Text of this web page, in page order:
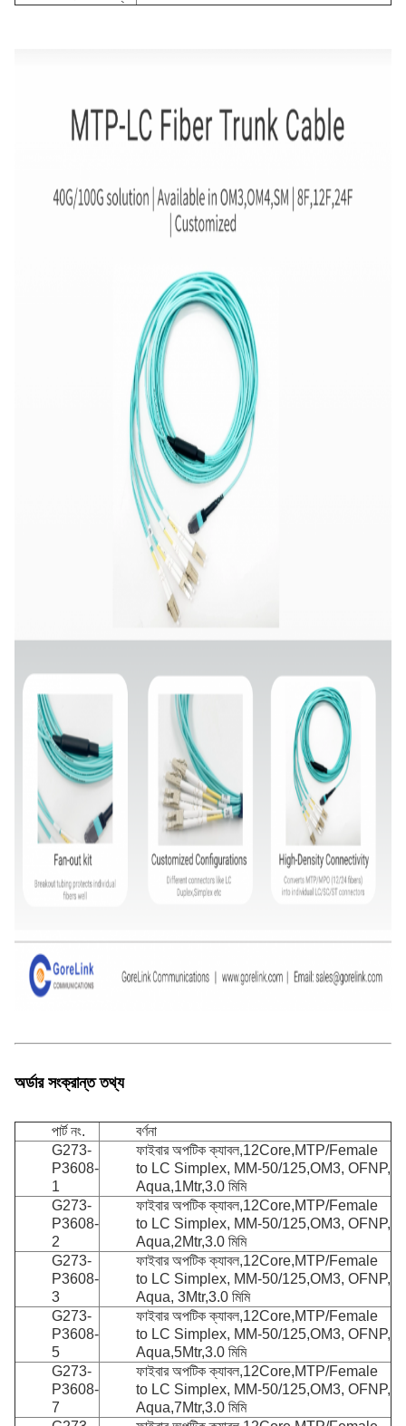
অর্ডার সংক্রান্ত তথ্য
পার্ট নং.
বর্ণনা
G273-
P3608-
1
ফাইবার অপটিক ক্যাবল,12Core,MTP/Female
to LC Simplex, MM-50/125,OM3, OFNP,
Aqua,1Mtr,3.0 মিমি
G273-
P3608-
2
ফাইবার অপটিক ক্যাবল,12Core,MTP/Female
to LC Simplex, MM-50/125,OM3, OFNP,
Aqua,2Mtr,3.0 মিমি
G273-
P3608-
3
ফাইবার অপটিক ক্যাবল,12Core,MTP/Female
to LC Simplex, MM-50/125,OM3, OFNP,
Aqua, 3Mtr,3.0 মিমি
G273-
P3608-
5
ফাইবার অপটিক ক্যাবল,12Core,MTP/Female
to LC Simplex, MM-50/125,OM3, OFNP,
Aqua,5Mtr,3.0 মিমি
G273-
P3608-
7
ফাইবার অপটিক ক্যাবল,12Core,MTP/Female
to LC Simplex, MM-50/125,OM3, OFNP,
Aqua,7Mtr,3.0 মিমি